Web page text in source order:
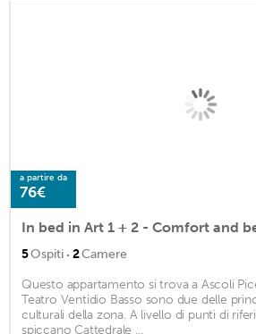
a partire da
76€
In bed in Art 1 + 2 - Comfort and
5Ospiti · 2Camere
Questo appartamento si trova a Ascoli
Teatro Ventidio Basso sono due delle
culturali della zona. A livello di punti di
spiccano Cattedrale ...